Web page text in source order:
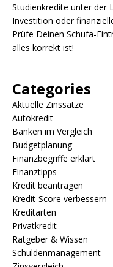
Studienkredite unter der
Investition oder
Prüfe Deinen Schufa-
alles korrekt ist!
Categories
Aktuelle Zinssätze
Autokredit
Banken im Vergleich
Budgetplanung
Finanzbegriffe erklärt
Finanztipps
Kredit beantragen
Kredit-Score verbessern
Kreditarten
Privatkredit
Ratgeber & Wissen
Schuldenmanagement